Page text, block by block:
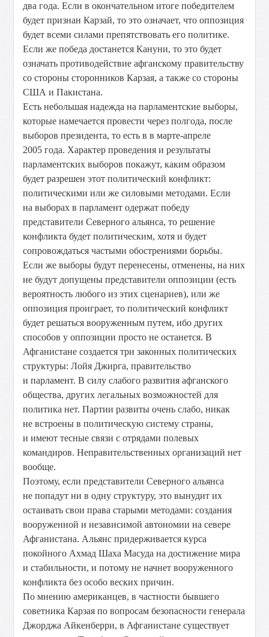
два года. Если в окончательном итоге победителем
будет признан Карзай, то это означает, что оппозиция
будет всеми силами препятствовать его политике.
Если же победа достанется Кануни, то это будет
означать противодействие афганскому правительству
со стороны сторонников Карзая, а также со стороны
США и Пакистана.
Есть небольшая надежда на парламентские выборы,
которые намечается провести через полгода, после
выборов президента, то есть в в марте-апреле
2005 года. Характер проведения и результаты
парламентских выборов покажут, каким образом
будет разрешен этот политический конфликт:
политическими или же силовыми методами. Если
на выборах в парламент одержат победу
представители Северного альянса, то решение
конфликта будет политическим, хотя и будет
сопровождаться частыми обострениями борьбы.
Если же выборы будут перенесены, отменены, на них
не будут допущены представители оппозиции (есть
вероятность любого из этих сценариев), или же
оппозиция проиграет, то политический конфликт
будет решаться вооруженным путем, ибо других
способов у оппозиции просто не останется. В
Афганистане создается три законных политических
структуры: Лойя Джирга, правительство
и парламент. В силу слабого развития афганского
общества, других легальных возможностей для
политика нет. Партии развиты очень слабо, никак
не встроены в политическую систему страны,
и имеют тесные связи с отрядами полевых
командиров. Неправительственных организаций нет
вообще.
Поэтому, если представители Северного альянса
не попадут ни в одну структуру, это вынудит их
остаивать свои права старыми методами: создания
вооруженной и независимой автономии на севере
Афганистана. Альянс придерживается курса
покойного Ахмад Шаха Масуда на достижение мира
и стабильности, и потому не начнет вооруженного
конфликта без особо веских причин.
По мнению американцев, в частности бывшего
советника Карзая по вопросам безопасности генерала
Джорджа Айкенберри, в Афганистане существует